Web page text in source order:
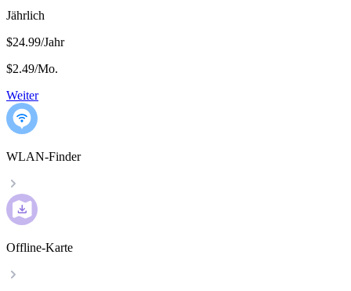
Jährlich
$24.99/Jahr
$2.49/Mo.
Weiter
WLAN-Finder
Offline-Karte